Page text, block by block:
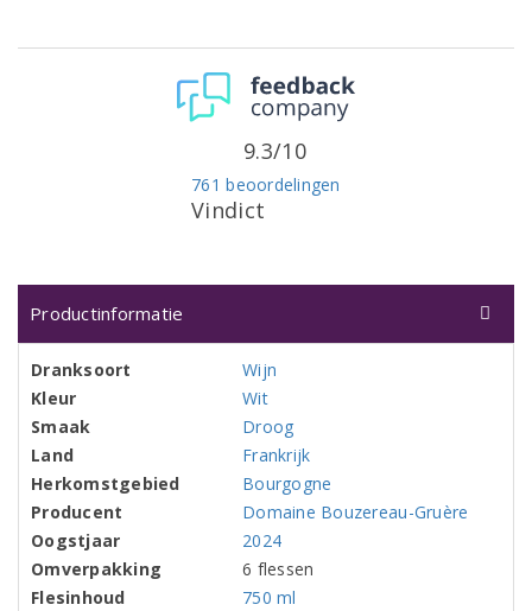
Vindict
761 beoordelingen
9.3/10
Productinformatie
Dranksoort
Wijn
Kleur
Wit
Smaak
Droog
Land
Frankrijk
Herkomstgebied
Bourgogne
Producent
Domaine Bouzereau-Gruère
Oogstjaar
2024
Omverpakking
6 flessen
Flesinhoud
750 ml